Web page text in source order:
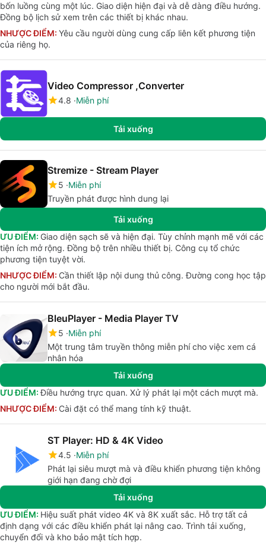
bốn luồng cùng một lúc. Giao diện hiện đại và dễ dàng điều hướng.
Đồng bộ lịch sử xem trên các thiết bị khác nhau.
NHƯỢC ĐIỂM: Yêu cầu người dùng cung cấp liên kết phương tiện
của riêng họ.
Video Compressor ,Converter
4.8 Miễn phí
Tải xuống
Stremize - Stream Player
5 Miễn phí
Truyền phát được hình dung lại
Tải xuống
ƯU ĐIỂM: Giao diện sạch sẽ và hiện đại. Tùy chỉnh mạnh mẽ với các
tiện ích mở rộng. Đồng bộ trên nhiều thiết bị. Công cụ tổ chức
phương tiện tuyệt vời.
NHƯỢC ĐIỂM: Cần thiết lập nội dung thủ công. Đường cong học tập
cho người mới bắt đầu.
BleuPlayer - Media Player TV
5 Miễn phí
Một trung tâm truyền thông miễn phí cho việc xem cá
nhân hóa
Tải xuống
ƯU ĐIỂM:Điều hướng trực quan. Xử lý phát lại một cách mượt mà.
NHƯỢC ĐIỂM: Cài đặt có thể mang tính kỹ thuật.
ST Player: HD & 4K Video
4.5 Miễn phí
Phát lại siêu mượt mà và điều khiển phương tiện không
giới hạn đang chờ đợi
Tải xuống
ƯU ĐIỂM: Hiệu suất phát video 4K và 8K xuất sắc. Hỗ trợ tất cả
định dạng với các điều khiển phát lại nâng cao. Trình tải xuống,
chuyển đổi và kho bảo mật tích hợp.